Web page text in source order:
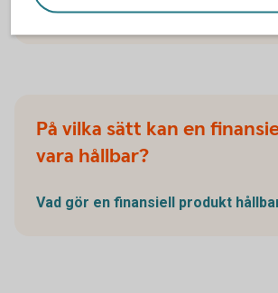
Frågor om hållbarhet i
På vilka sätt kan en
vara hållbar?
Vad gör en finansiell produkt